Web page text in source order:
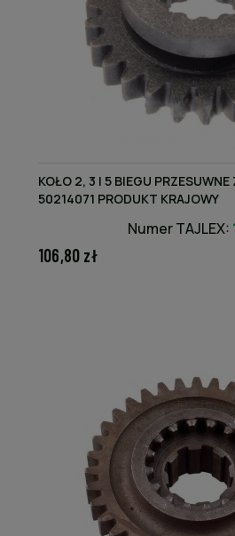
KOŁO 2, 3 I 5 BIEGU
50214071 PRODUKT KRAJOWY
Numer TAJLEX:
106,80 zł